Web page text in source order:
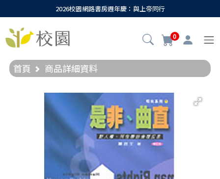
2026校園網路書房週年慶：與上帝同行
0
首頁 商品詳細資料